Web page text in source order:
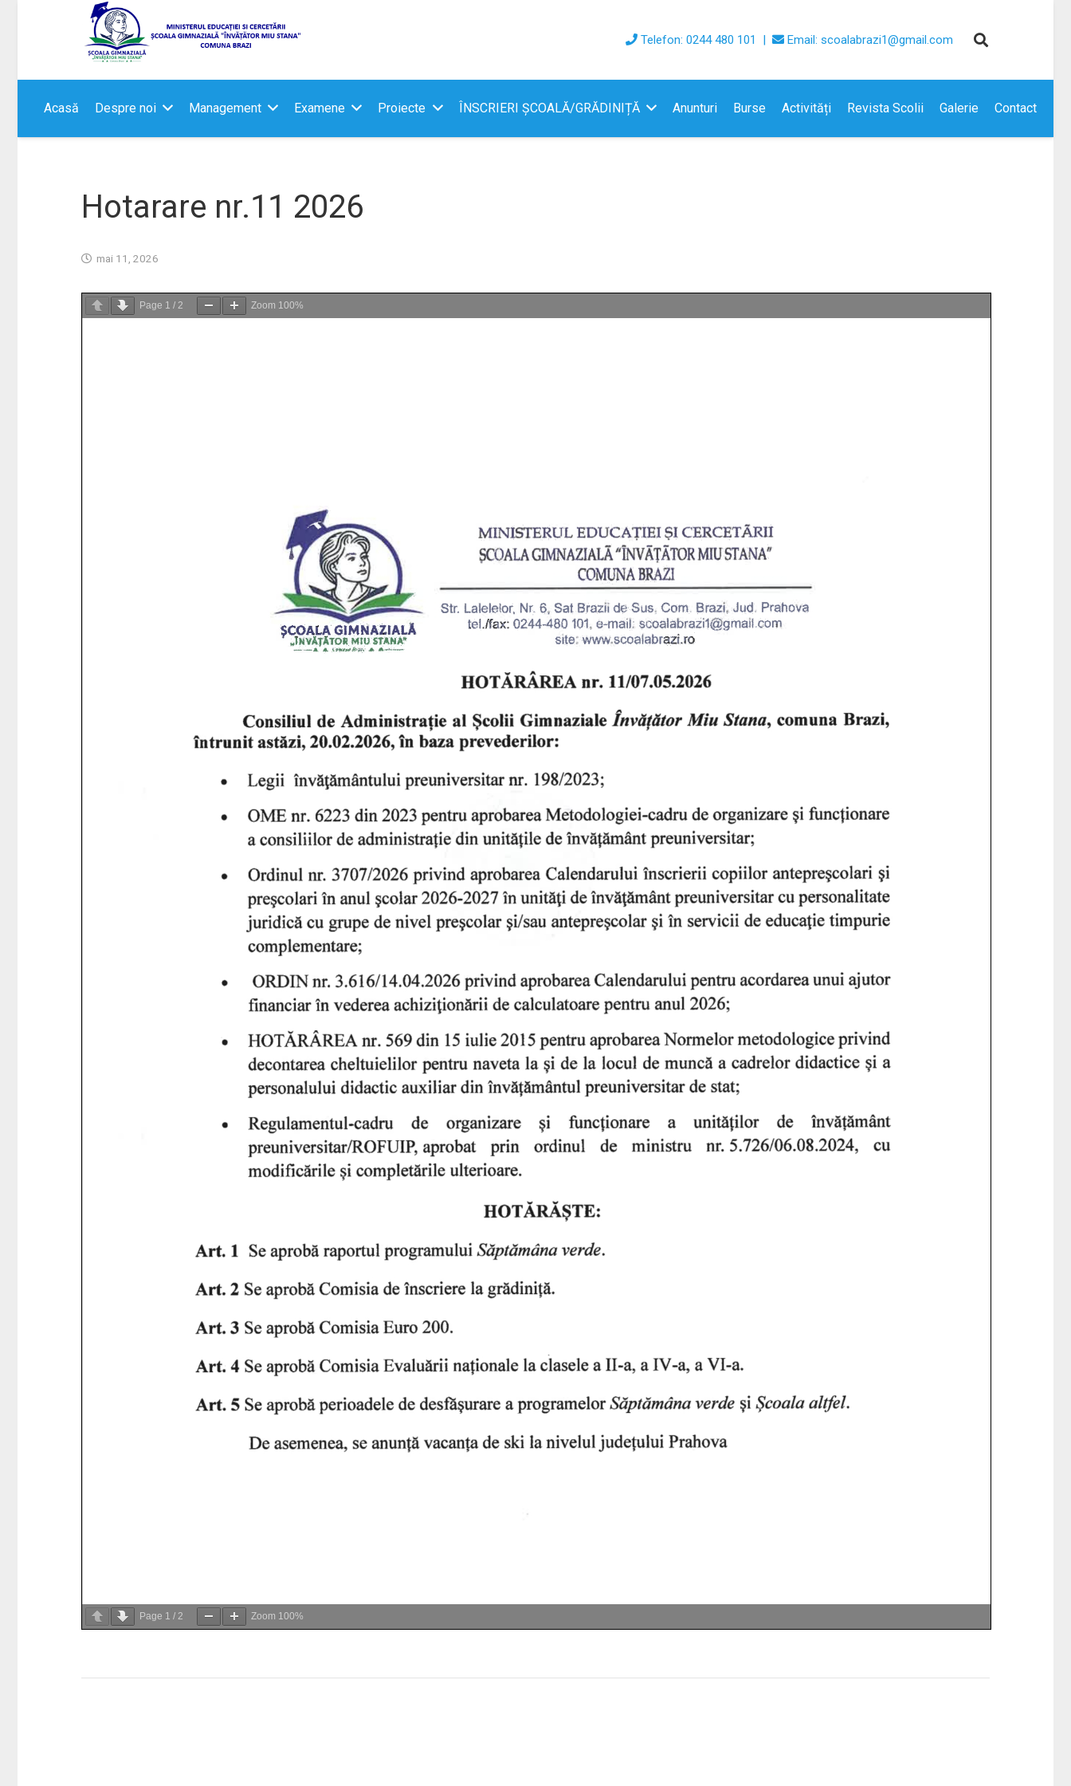
Telefon: 0244 480 101 | Email: scoalabrazi1@gmail.com
Acasă Despre noi Management Examene Proiecte ÎNSCRIERI ȘCOALĂ/GRĂDINIȚĂ Anunturi Burse Activități Revista Scolii Galerie Contact
Hotarare nr.11 2026
mai 11, 2026
Page 1 / 2 Zoom 100%
Page 1 / 2 Zoom 100%